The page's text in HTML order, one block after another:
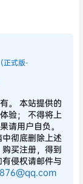
式版-
。 本站提供的
验； 不得将上
请用户自负。
彻底删除上述
买注册，得到
侵权请邮件与